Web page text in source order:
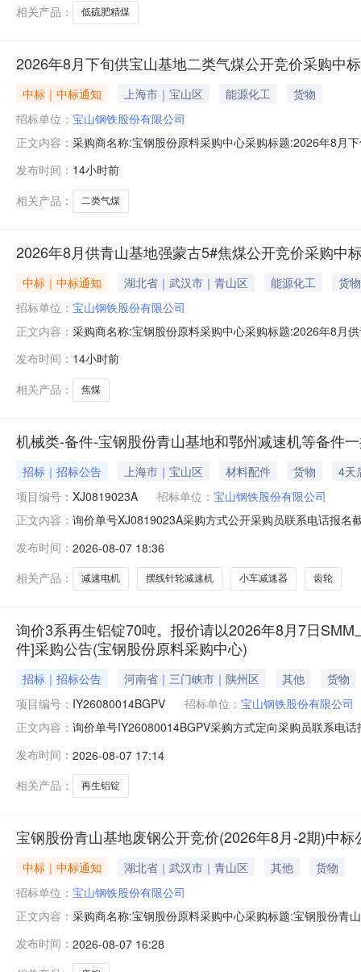
相关产品：
低硫肥精煤
2026年8月下旬供宝山基地二类气煤公开竞价采购中
中标｜中标通知 上海市｜宝山区 能源化工
货物
招标单位： 宝山钢铁股份有限公司
正文内容： 采购商名称:宝钢股份原料采购中心采购标题:2026年8月
发布时间： 14小时前
相关产品：
二类气煤
2026年8月供青山基地强蒙古5#焦煤公开竞价采购中
中标｜中标通知 湖北省｜武汉市｜青山区 能源化工
货物
招标单位： 宝山钢铁股份有限公司
正文内容： 采购商名称:宝钢股份原料采购中心采购标题:2026年8月
发布时间： 14小时前
相关产品：
焦煤
机械类-备件-宝钢股份青山基地和鄂州减速机等备件
招标｜招标公告 上海市｜宝山区 材料配件 货物
4天
项目编号： XJ0819023A 招标单位： 宝山钢铁股份有限公司
正文内容： 询价单号XJ0819023A采购方式公开采购员联系电话报
比:187;外形尺寸:中心高:290mm;原制造商:常州市武进
发布时间： 2026-08-07 18:36
相关产品：
减速电机 摆线针轮减速机 小车减速器 齿轮
询价3系再生铝锭70吨。报价请以2026年8月7日
件]采购公告(宝钢股份原料采购中心)
招标｜招标公告 河南省｜三门峡市｜陕州区 其他
货物
项目编号： IY26080014BGPV 招标单位： 宝山钢铁股份有限公司
正文内容： 询价单号IY26080014BGPV采购方式定向采购员联系电
额度：0.0元三、商务条款：定价说明：湿公吨。限价类
发布时间： 2026-08-07 17:14
相关产品：
再生铝锭
宝钢股份青山基地废钢公开竞价(2026年8月-2期)中标
中标｜中标通知 湖北省｜武汉市｜青山区 其他
货物
招标单位： 宝山钢铁股份有限公司
正文内容： 采购商名称:宝钢股份原料采购中心采购标题:宝钢股份青
发布时间： 2026-08-07 16:28